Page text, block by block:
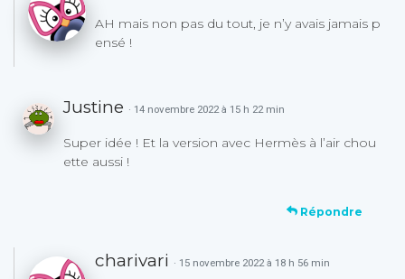
AH mais non pas du tout, je n’y avais jamais p
ensé !
Justine · 14 novembre 2022 à 15 h 22 min
Super idée ! Et la version avec Hermès à l’air chou
ette aussi !
Répondre
charivari · 15 novembre 2022 à 18 h 56 min